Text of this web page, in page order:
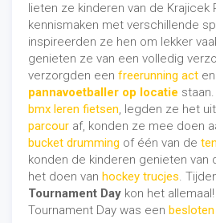
lieten ze kinderen van de Krajicek
kennismaken met verschillende
inspireerden ze hen om lekker
genieten ze van een volledig
verzorgden een freerunning act
pannavoetballer op locatie
bmx leren fietsen, legden ze het
parcour af, konden ze mee doen
bucket drumming of één van de
konden de kinderen genieten van
het doen van hockey trucjes.
Tournament Day kon het
Tournament Day was een